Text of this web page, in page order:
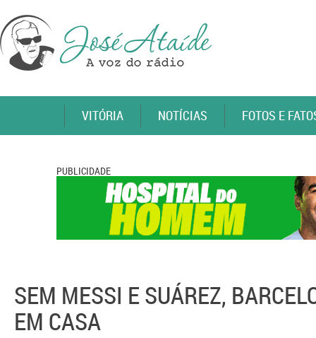
VITÓRIA NOTÍCIAS FOTOS E
PUBLICIDADE
SEM MESSI E SUÁREZ,
EM CASA